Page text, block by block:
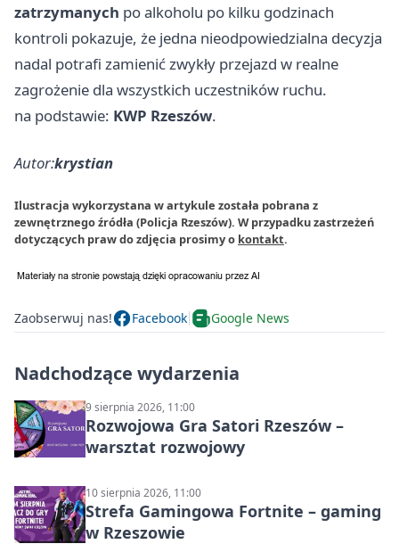
zatrzymanych po alkoholu po kilku godzinach
kontroli pokazuje, że jedna nieodpowiedzialna decyzja
nadal potrafi zamienić zwykły przejazd w realne
zagrożenie dla wszystkich uczestników ruchu.
na podstawie: KWP Rzeszów.
Autor:krystian
Ilustracja wykorzystana w artykule została pobrana z
zewnętrznego źródła (Policja Rzeszów). W przypadku zastrzeżeń
dotyczących praw do zdjęcia prosimy o kontakt.
Zaobserwuj nas! Facebook Google News
Nadchodzące wydarzenia
9 sierpnia 2026, 11:00
Rozwojowa Gra Satori Rzeszów –
warsztat rozwojowy
10 sierpnia 2026, 11:00
Strefa Gamingowa Fortnite – gaming
w Rzeszowie